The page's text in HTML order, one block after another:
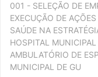
001 - SELEÇÃO DE
EXECUÇÃO DE
SAÚDE NA
HOSPITAL
AMBULATÓRIO DE
MUNICIPAL DE GU